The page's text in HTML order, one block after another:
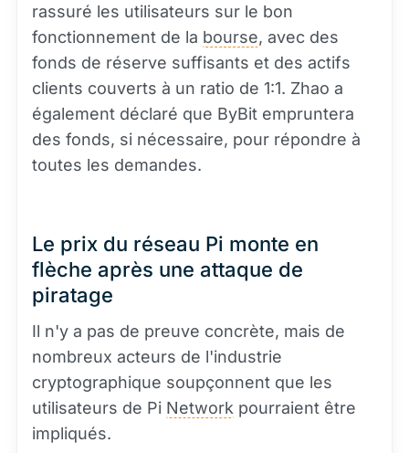
rassuré les utilisateurs sur le bon
fonctionnement de la bourse, avec des
fonds de réserve suffisants et des actifs
clients couverts à un ratio de 1:1. Zhao a
également déclaré que ByBit empruntera
des fonds, si nécessaire, pour répondre à
toutes les demandes.
Le prix du réseau Pi monte en
flèche après une attaque de
piratage
Il n'y a pas de preuve concrète, mais de
nombreux acteurs de l'industrie
cryptographique soupçonnent que les
utilisateurs de Pi Network pourraient être
impliqués.